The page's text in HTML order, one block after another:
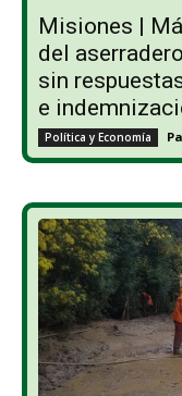
Misiones |
del
sin
e
Política y Economía